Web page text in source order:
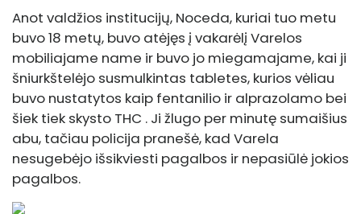
Anot valdžios institucijų, Noceda, kuriai tuo metu
buvo 18 metų, buvo atėjęs į vakarėlį Varelos
mobiliajame name ir buvo jo miegamajame, kai ji
šniurkštelėjo susmulkintas tabletes, kurios vėliau
buvo nustatytos kaip fentanilio ir alprazolamo bei
šiek tiek skysto THC . Ji žlugo per minutę sumaišius
abu, tačiau policija pranešė, kad Varela
nesugebėjo išsikviesti pagalbos ir nepasiūlė jokios
pagalbos.